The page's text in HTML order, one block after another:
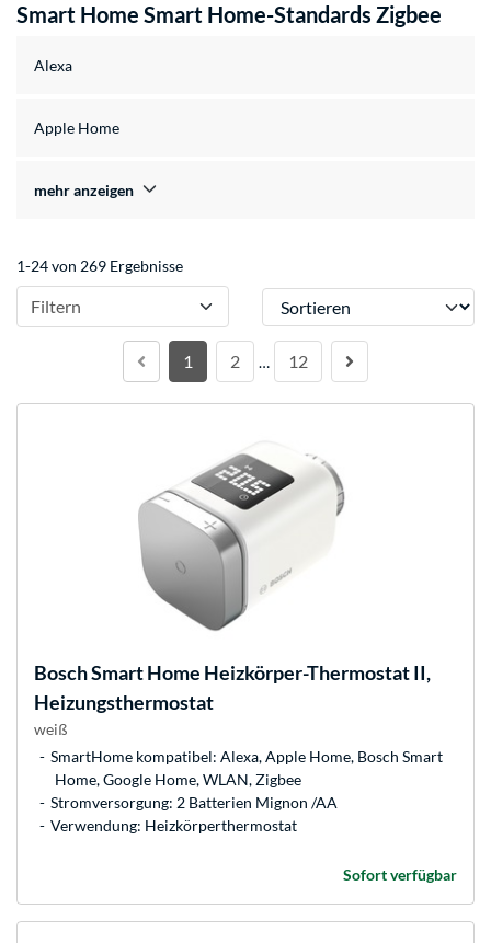
Smart Home Smart Home-Standards Zigbee
Alexa
Apple Home
mehr anzeigen
1-24 von 269 Ergebnisse
Filtern Sortieren
1 2 … 12
BoschSmart Home Heizkörper-Thermostat II,
Heizungsthermostat
weiß
SmartHome kompatibel: Alexa, Apple Home, Bosch Smart
Home, Google Home, WLAN, Zigbee
Stromversorgung: 2 Batterien Mignon /AA
Verwendung: Heizkörperthermostat
Sofort verfügbar